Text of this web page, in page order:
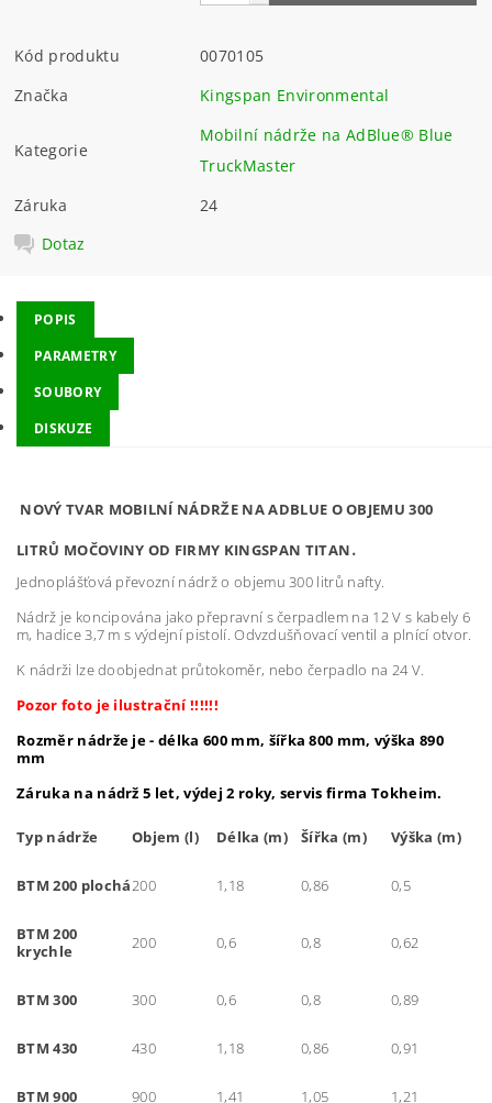
Kód produktu
0070105
Značka
Kingspan Environmental
Kategorie
Mobilní nádrže na AdBlue® Blue
TruckMaster
Záruka
24
Dotaz
POPIS
PARAMETRY
SOUBORY
DISKUZE
NOVÝ TVAR MOBILNÍ NÁDRŽE NA ADBLUE O OBJEMU 300
LITRŮ MOČOVINY OD FIRMY KINGSPAN TITAN.
Jednoplášťová převozní nádrž o objemu 300 litrů nafty.
Nádrž je koncipována jako přepravní s čerpadlem na 12 V s kabely 6
m, hadice 3,7 m s výdejní pistolí. Odvzdušňovací ventil a plnící otvor.
K nádrži lze doobjednat průtokoměr, nebo čerpadlo na 24 V.
Pozor foto je ilustrační !!!!!!
Rozměr nádrže je - délka 600 mm, šířka 800 mm, výška 890
mm
Záruka na nádrž 5 let, výdej 2 roky, servis firma Tokheim.
Typ nádrže Objem (l) Délka (m) Šířka (m) Výška (m)
BTM 200 plochá200 1,18 0,86 0,5
BTM 200
krychle
200 0,6 0,8 0,62
BTM 300 300 0,6 0,8 0,89
BTM 430 430 1,18 0,86 0,91
BTM 900 900 1,41 1,05 1,21